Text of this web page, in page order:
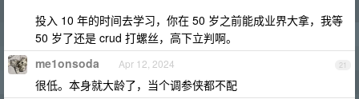
投入 10 年的时间去学习，你在 50 岁之前能成业界大拿，我等
50 岁了还是 crud 打螺丝，高下立判啊。
21
me1onsoda Apr 12, 2024
很低。本身就大龄了，当个调参侠都不配